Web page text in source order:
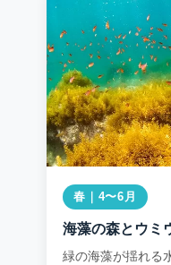
春｜4〜6月
海藻の森とウミ
緑の海藻が揺れる